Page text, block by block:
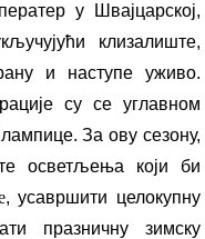
у Швајцарској,
клизалиште,
и наступе уживо.
су се углавном
За ову сезону,
осветљења који би
, усавршити целокупну
празничну зимску